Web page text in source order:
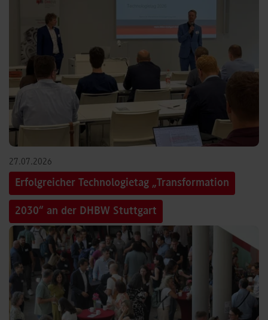
27.07.2026
Erfolgreicher Technologietag „Transformation
2030“ an der DHBW Stuttgart